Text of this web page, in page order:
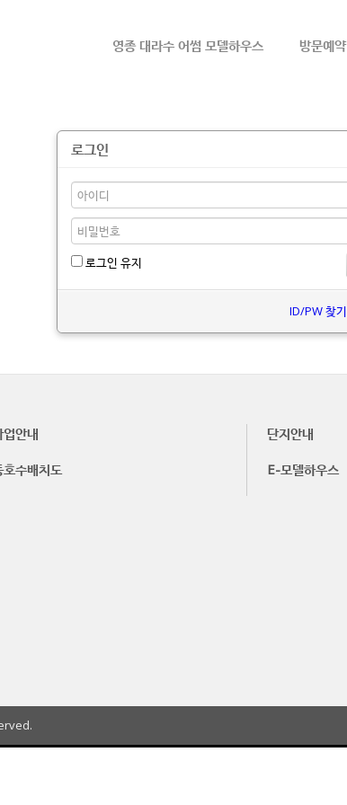
영종 대라수 어썸 모델하우스 방문예약
로그인
로그인 유지
ID/PW 찾기
업안내 단지안내
호수배치도
E-모델하우스